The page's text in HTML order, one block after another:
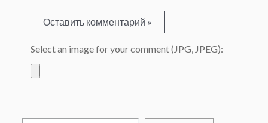
Select an image for your comment (JPG, JPEG):